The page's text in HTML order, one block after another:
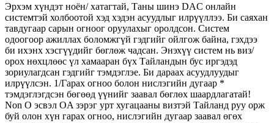
Эрхэм хүндэт ноён/ хатагтай, Таны шинэ DAC онлайн
системтэй холбоотой хэд хэдэн асуудлыг илрүүллээ. Би саяхан
тавдугаар сарын огноог оруулахыг оролдсон. Систем
одоогоор ажиллах боломжгүй гэдгийг ойлгож байна, гэхдээ
би ихэнх хэсгүүдийг бөглөж чадсан. Энэхүү систем нь виз/
орох нөхцлөөс үл хамааран бүх Тайландын бус иргэдэд
зориулагдсан гэдгийг тэмдэглэе. Би дараах асуудлуудыг
илрүүлсэн. 1/Гарах огноо болон нислэгийн дугаар *
тэмдэглэгдсэн бөгөөд үүнийг заавал бөглөх шаардлагатай!
Non O эсвэл OA зэрэг урт хугацааны визтэй Тайланд руу орж
буй олон хүн гарах огноо, нислэгийн дугаар заавал өгөх